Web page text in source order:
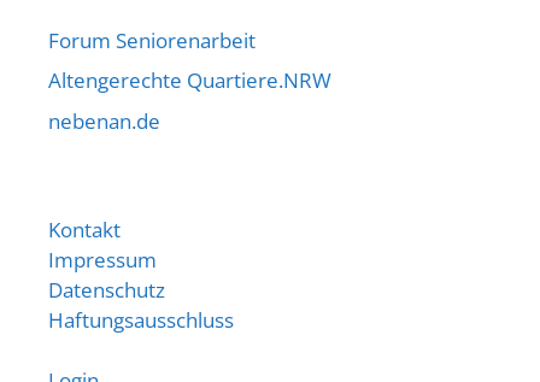
Forum Seniorenarbeit
Altengerechte Quartiere.NRW
nebenan.de
Kontakt
Impressum
Datenschutz
Haftungsausschluss